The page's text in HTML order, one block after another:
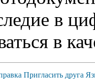
в
в
Пригласить друга